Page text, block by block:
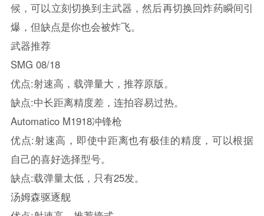
候，可以立刻切换到主武器，然后再切换回炸药瞬间引
爆，但缺点是你也会被炸飞。
武器推荐
SMG 08/18
优点:射速高，载弹量大，推荐原版。
缺点:中长距离精度差，连拍容易过热。
Automatico M1918冲锋枪
优点:射速高，即使中距离也有极佳的精度，可以根据
自己的喜好选择型号。
缺点:载弹量太低，只有25发。
汤姆森驱逐舰